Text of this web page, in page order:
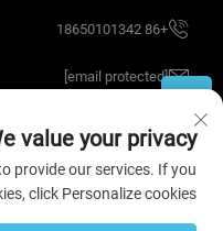
+86 18650101342
[email protected]
حقوق الطبع
محفوظة.سياسة الخصوصية
value your privacy
provide our services. If you
click Personalize cookies.